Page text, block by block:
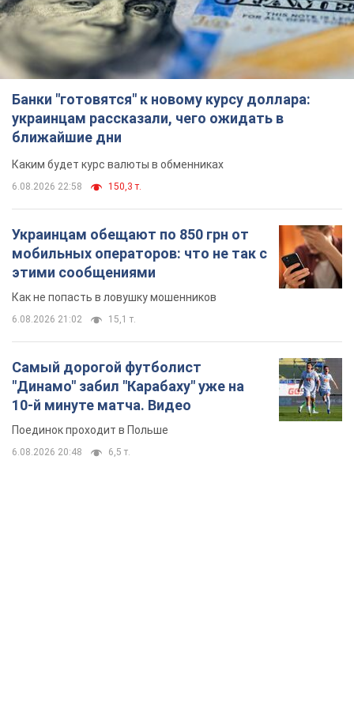
Украинцам обещают по 850 грн от
мобильных операторов: что не так с
этими сообщениями
Как не попасть в ловушку мошенников
6.08.2026 21:02 15,1 т.
Самый дорогой футболист
"Динамо" забил "Карабаху" уже на
6.08.2026 20:48